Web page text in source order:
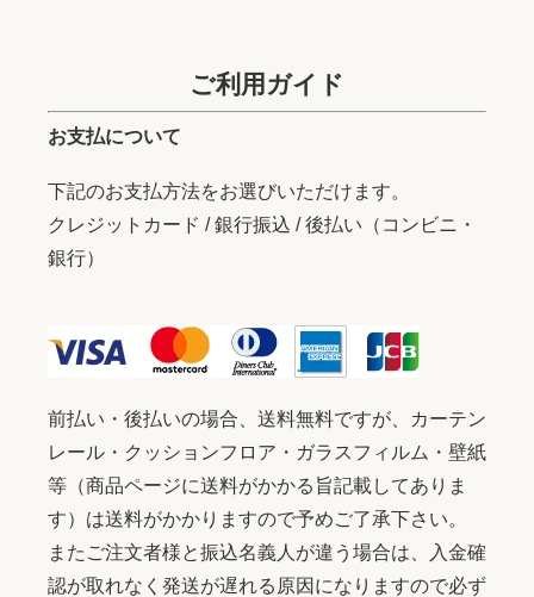
ご利用ガイド
お支払について
下記のお支払方法をお選びいただけます。
クレジットカード / 銀行振込 / 後払い（コンビニ・
銀行）
前払い・後払いの場合、送料無料ですが、カーテン
レール・クッションフロア・ガラスフィルム・壁紙
等（商品ページに送料がかかる旨記載してありま
す）は送料がかかりますので予めご了承下さい。
またご注文者様と振込名義人が違う場合は、入金確
認が取れなく発送が遅れる原因になりますので必ず